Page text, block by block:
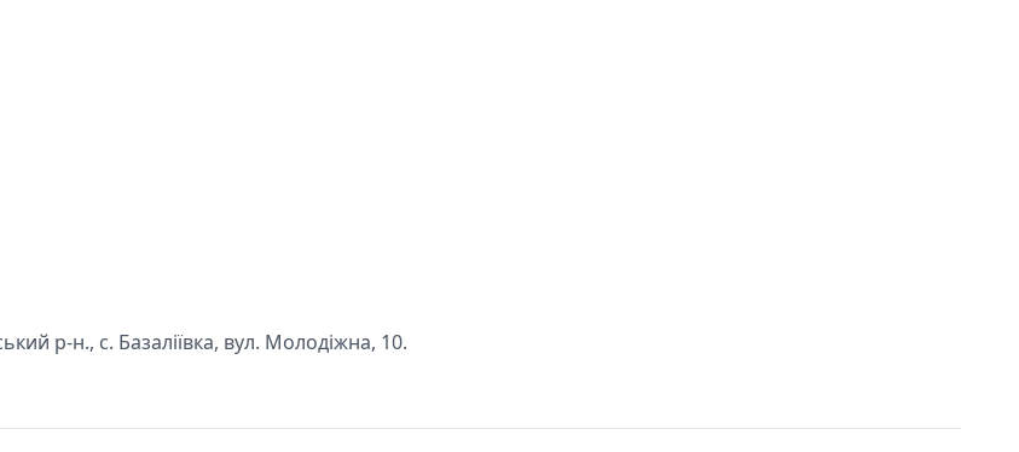
р-н., с. Базаліївка, вул. Молодіжна, 10.